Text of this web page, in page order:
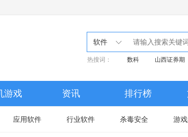
软件
热搜词： 数科 山西证券期
游戏 资讯 排行榜
应用软件 行业软件 杀毒安全 游